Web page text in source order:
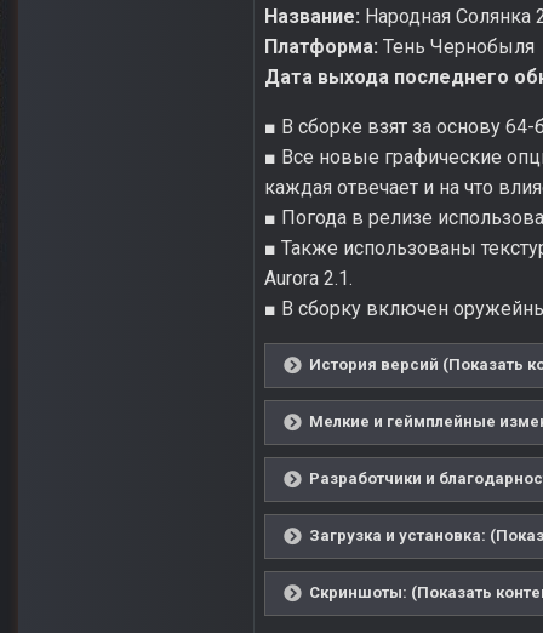
Название: Народная Солянка
Платформа: Тень Чернобыля
Дата выхода последнего
■ В сборке взят за основу
■ Все новые графические
каждая отвечает и на что
■ Погода в релизе
■ Также использованы
Aurora 2.1.
■ В сборку включен
История версий (Показать
Мелкие и геймплейные
Разработчики и
Загрузка и установка:
Скриншоты: (Показать